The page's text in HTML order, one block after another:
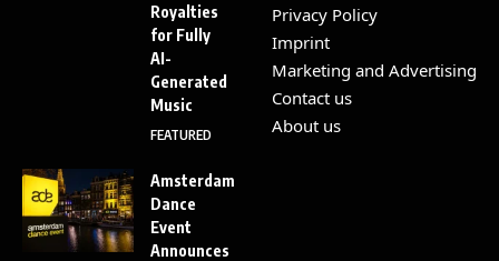
Royalties
for Fully
AI-
Generated
Music
FEATURED
Amsterdam
Dance
Event
Announces
Privacy Policy
Imprint
Marketing and Advertising
Contact us
About us